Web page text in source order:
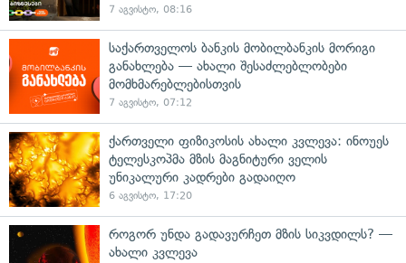
7 აგვისტო, 08:16
საქართველოს ბანკის მობილბანკის მორიგი
განახლება — ახალი შესაძლებლობები
მომხმარებლებისთვის
7 აგვისტო, 07:12
ქართველი ფიზიკოსის ახალი კვლევა: ინოუეს
ტელესკოპმა მზის მაგნიტური ველის
უნიკალური კადრები გადაიღო
6 აგვისტო, 17:20
როგორ უნდა გადავურჩეთ მზის სიკვდილს? —
ახალი კვლევა